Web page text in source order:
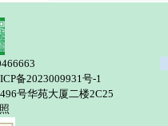
备2023009931号-1
号华苑大厦二楼2C25